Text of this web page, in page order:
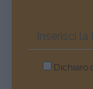
Dichiaro